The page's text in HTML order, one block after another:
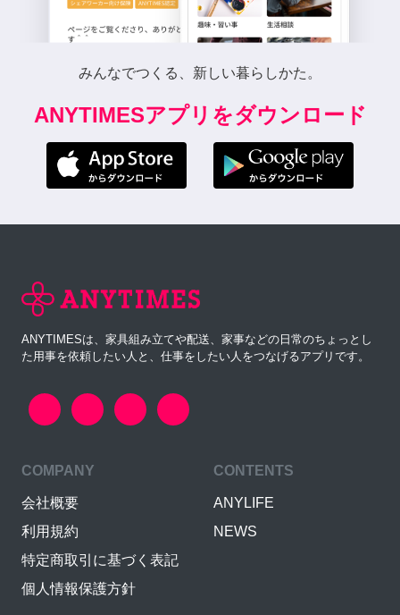
みんなでつくる、新しい暮らしかた。
ANYTIMESアプリをダウンロード
ANYTIMESは、家具組み立てや配送、家事などの日常のちょっとし
た用事を依頼したい人と、仕事をしたい人をつなげるアプリです。
COMPANY
会社概要
利用規約
特定商取引に基づく表記
個人情報保護方針
CONTENTS
ANYLIFE
NEWS